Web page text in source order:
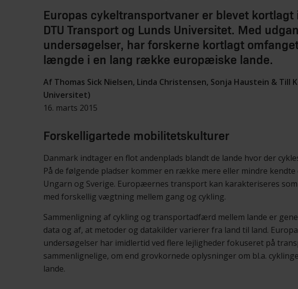
Europas cykeltransportvaner er blevet kortlagt
DTU Transport og Lunds Universitet. Med
undersøgelser, har forskerne kortlagt
længde i en lang række europæiske lande.
Af Thomas Sick Nielsen, Linda Christensen, Sonja Haustein & Till
Universitet)
16. marts 2015
Forskelligartede mobilitetskulturer
Danmark indtager en flot andenplads blandt de lande hvor der
På de følgende pladser kommer en række mere eller mindre kendte
Ungarn og Sverige. Europæernes transport kan karakteriseres
med forskellig vægtning mellem gang og cykling.
Sammenligning af cykling og transportadfærd mellem lande er
data og af, at metoder og datakilder varierer fra land til land.
undersøgelser har imidlertid ved flere lejligheder fokuseret på
sammenlignelige, om end grovkornede oplysninger om bl.a.
lande.